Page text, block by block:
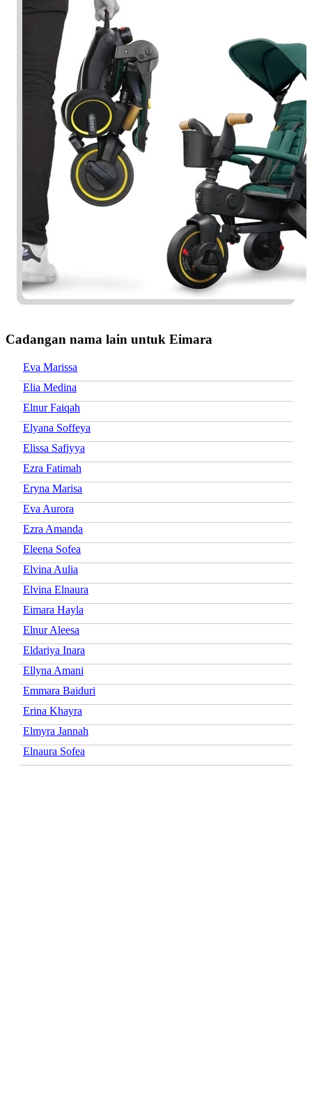
Cadangan nama lain untuk Eimara
Eva Marissa
Elia Medina
Elnur Faiqah
Elyana Soffeya
Elissa Safiyya
Ezra Fatimah
Eryna Marisa
Eva Aurora
Ezra Amanda
Eleena Sofea
Elvina Aulia
Elvina Elnaura
Eimara Hayla
Elnur Aleesa
Eldariya Inara
Ellyna Amani
Emmara Baiduri
Erina Khayra
Elmyra Jannah
Elnaura Sofea